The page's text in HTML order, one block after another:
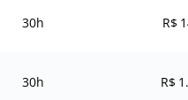
30h R$
30h R$